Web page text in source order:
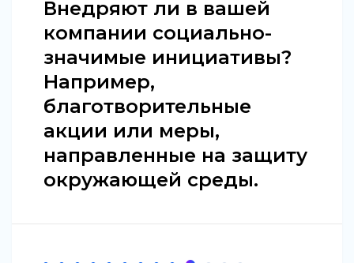
Внедряют ли в вашей
компании социально-
значимые инициативы?
Например,
благотворительные
акции или меры,
направленные на защиту
окружающей среды.